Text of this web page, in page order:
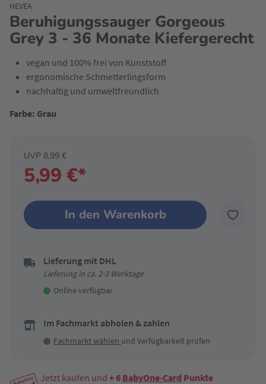
Beruhigungssauger Gorgeous
Grey 3 - 36 Monate Kiefergerecht
HEVEA
vegan und 100% frei von Kunststoff
ergonomische Schmetterlingsform
nachhaltig und umweltfreundlich
Farbe: Grau
5,99 €*
UVP 8,99 €
In den Warenkorb
Lieferung mit DHL
Lieferung in ca. 2-3 Werktage
Online verfügbar
Im Fachmarkt abholen & zahlen
Fachmarkt wählen und Verfügbarkeit prüfen
Jetzt kaufen und + 6 BabyOne-Card Punkte